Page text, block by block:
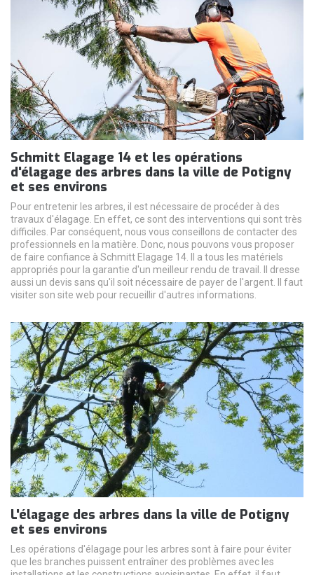
Schmitt Elagage 14 et les opérations
d'élagage des arbres dans la ville de Potigny
et ses environs
Pour entretenir les arbres, il est nécessaire de procéder à des
travaux d'élagage. En effet, ce sont des interventions qui sont très
difficiles. Par conséquent, nous vous conseillons de contacter des
professionnels en la matière. Donc, nous pouvons vous proposer
de faire confiance à Schmitt Elagage 14. Il a tous les matériels
appropriés pour la garantie d'un meilleur rendu de travail. Il dresse
aussi un devis sans qu'il soit nécessaire de payer de l'argent. Il faut
visiter son site web pour recueillir d'autres informations.
L'élagage des arbres dans la ville de Potigny
et ses environs
Les opérations d'élagage pour les arbres sont à faire pour éviter
que les branches puissent entraîner des problèmes avec les